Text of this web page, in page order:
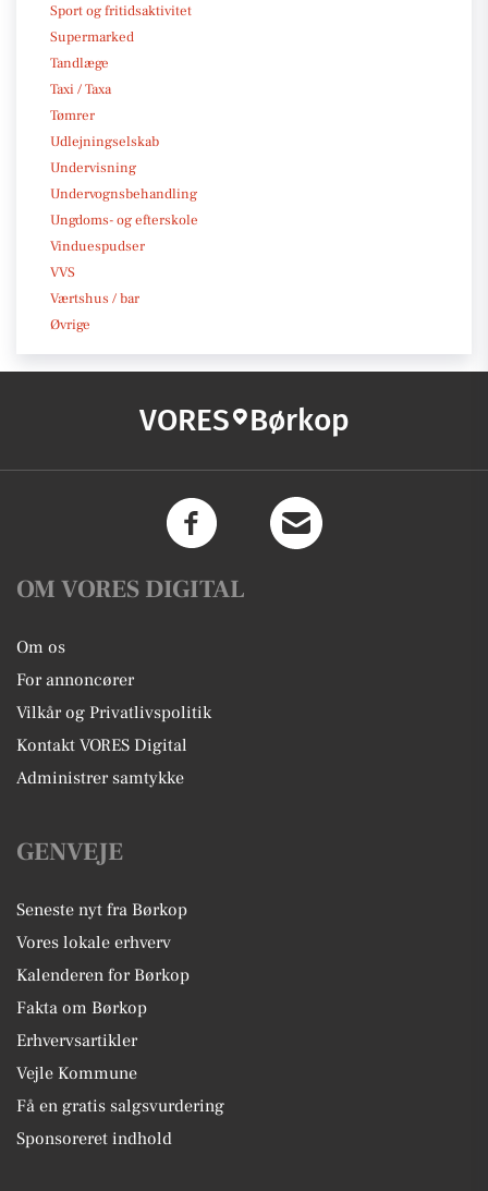
Sport og fritidsaktivitet
Supermarked
Tandlæge
Taxi / Taxa
Tømrer
Udlejningselskab
Undervisning
Undervognsbehandling
Ungdoms- og efterskole
Vinduespudser
VVS
Værtshus / bar
Øvrige
VORES Børkop
OM VORES DIGITAL
Om os
For annoncører
Vilkår og Privatlivspolitik
Kontakt VORES Digital
Administrer samtykke
GENVEJE
Seneste nyt fra Børkop
Vores lokale erhverv
Kalenderen for Børkop
Fakta om Børkop
Erhvervsartikler
Vejle Kommune
Få en gratis salgsvurdering
Sponsoreret indhold